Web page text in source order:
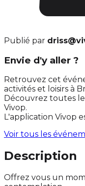
Publié par
Envie d'y aller ?
Retrouvez cet
activités et loisirs à
Découvrez toutes
Vivop.
L'application Vivop
Voir tous les
Description
Offrez vous un